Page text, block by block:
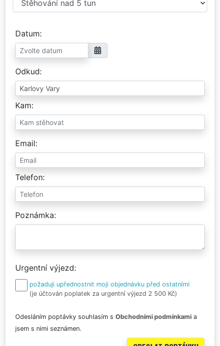
Datum
Odkud
Kam
Email
Telefon
Poznámka
Urgentní výjezd
požaduji upřednostnit moji objednávku před ostatními
(je účtován poplatek za urgentní výjezd 2 500 Kč)
Odesláním poptávky souhlasím s Obchodními podmínkami a
jsem s nimi seznámen.